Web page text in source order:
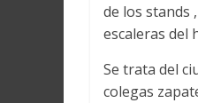
de los stands
escaleras del
Se trata del
colegas